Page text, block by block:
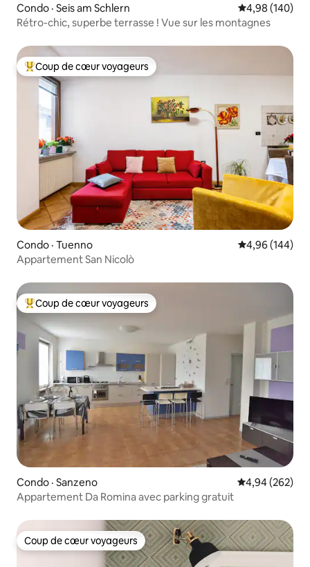
Condo · Seis am Schlern Note
4,98 (140)
Rétro-chic, superbe terrasse ! Vue sur les montagnes
Coup de cœur voyageurs parmi les plus aimés
Coup de cœur voyageurs
Condo · Tuenno Note
4,96 (144)
Appartement San Nicolò
Coup de cœur voyageurs parmi les plus aimés
Coup de cœur voyageurs
Condo · Sanzeno Note
4,94 (262)
Appartement Da Romina avec parking gratuit
Coup de cœur voyageurs
Coup de cœur voyageurs